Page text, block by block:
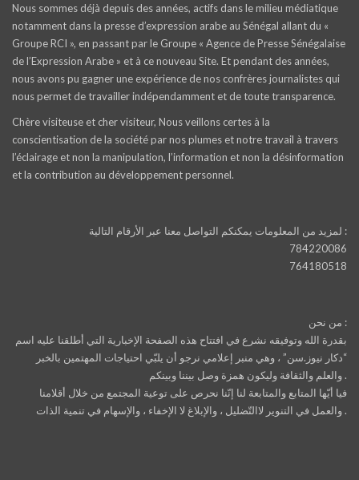
Nous sommes déjà depuis des années, actifs dans le milieu médiatique
notamment dans la presse d’expression arabe au Sénégal allant du «
Groupe RCI », en passant par le Groupe « Agence de Presse Sénégalaise
de l’Expression Arabe » et à ce nouveau Site. Et pendant des années,
nous avons pu gagner une expérience de nos confrères journalistes qui
nous permet de travailler indépendamment et de toute transparence.
Chère visiteuse et cher visiteur, Nous veillons certes à la
conscientisation de la société par nos plumes et notre travail à travers
l’éclairage et non la manipulation, l’information et non la désinformation
et la contribution au développement personnel.
لمزيد من المعلومات يمكنكم التواصل معنا عبر الأرقام التالية :
784220086
764180518
من نحن :
بقدرة الله وتوفيقه نشرع في افتتاح هذه الصفحة الإخبارية التي أطلقنا عليه اسم
“دكار نيوز.سن” ، وهي منبر إعلامي نرجو أن يلبّي احتياجات المهتمين بالخبر
والعلم والثقافة وليكون همزة وصل بيننا وبينكم .
فيا أيّها المتابع والمتابعة لنا إنّنا نحرص على توعية المجتمع من خلال أقلامنا
والعمل في التنوير لاالتّضليل ، والإبلاغ لا الإخفاء ، والإسهام في تنمية الذات .